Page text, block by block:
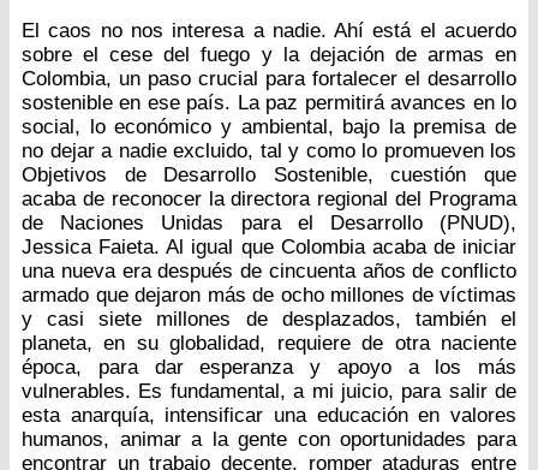
El caos no nos interesa a nadie. Ahí está el acuerdo
sobre el cese del fuego y la dejación de armas en
Colombia, un paso crucial para fortalecer el desarrollo
sostenible en ese país. La paz permitirá avances en lo
social, lo económico y ambiental, bajo la premisa de
no dejar a nadie excluido, tal y como lo promueven los
Objetivos de Desarrollo Sostenible, cuestión que
acaba de reconocer la directora regional del Programa
de Naciones Unidas para el Desarrollo (PNUD),
Jessica Faieta. Al igual que Colombia acaba de iniciar
una nueva era después de cincuenta años de conflicto
armado que dejaron más de ocho millones de víctimas
y casi siete millones de desplazados, también el
planeta, en su globalidad, requiere de otra naciente
época, para dar esperanza y apoyo a los más
vulnerables. Es fundamental, a mi juicio, para salir de
esta anarquía, intensificar una educación en valores
humanos, animar a la gente con oportunidades para
encontrar un trabajo decente, romper ataduras entre